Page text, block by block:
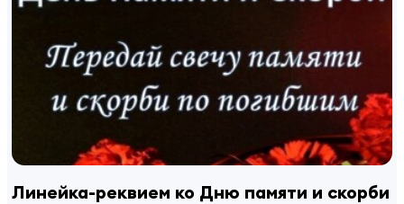
Линейка-реквием ко Дню памяти и скорби